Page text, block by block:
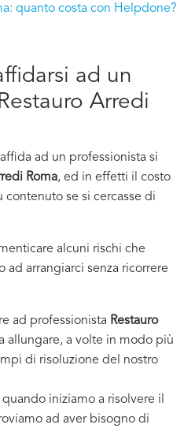
quanto costa con Helpdone?
ad un
Arredi
ad un professionista si
Roma, ed in effetti il costo
se si cercasse di
alcuni rischi che
arrangiarci senza ricorrere
ad professionista Restauro
allungare, a volte in modo più
di risoluzione del nostro
iniziamo a risolvere il
ad aver bisogno di